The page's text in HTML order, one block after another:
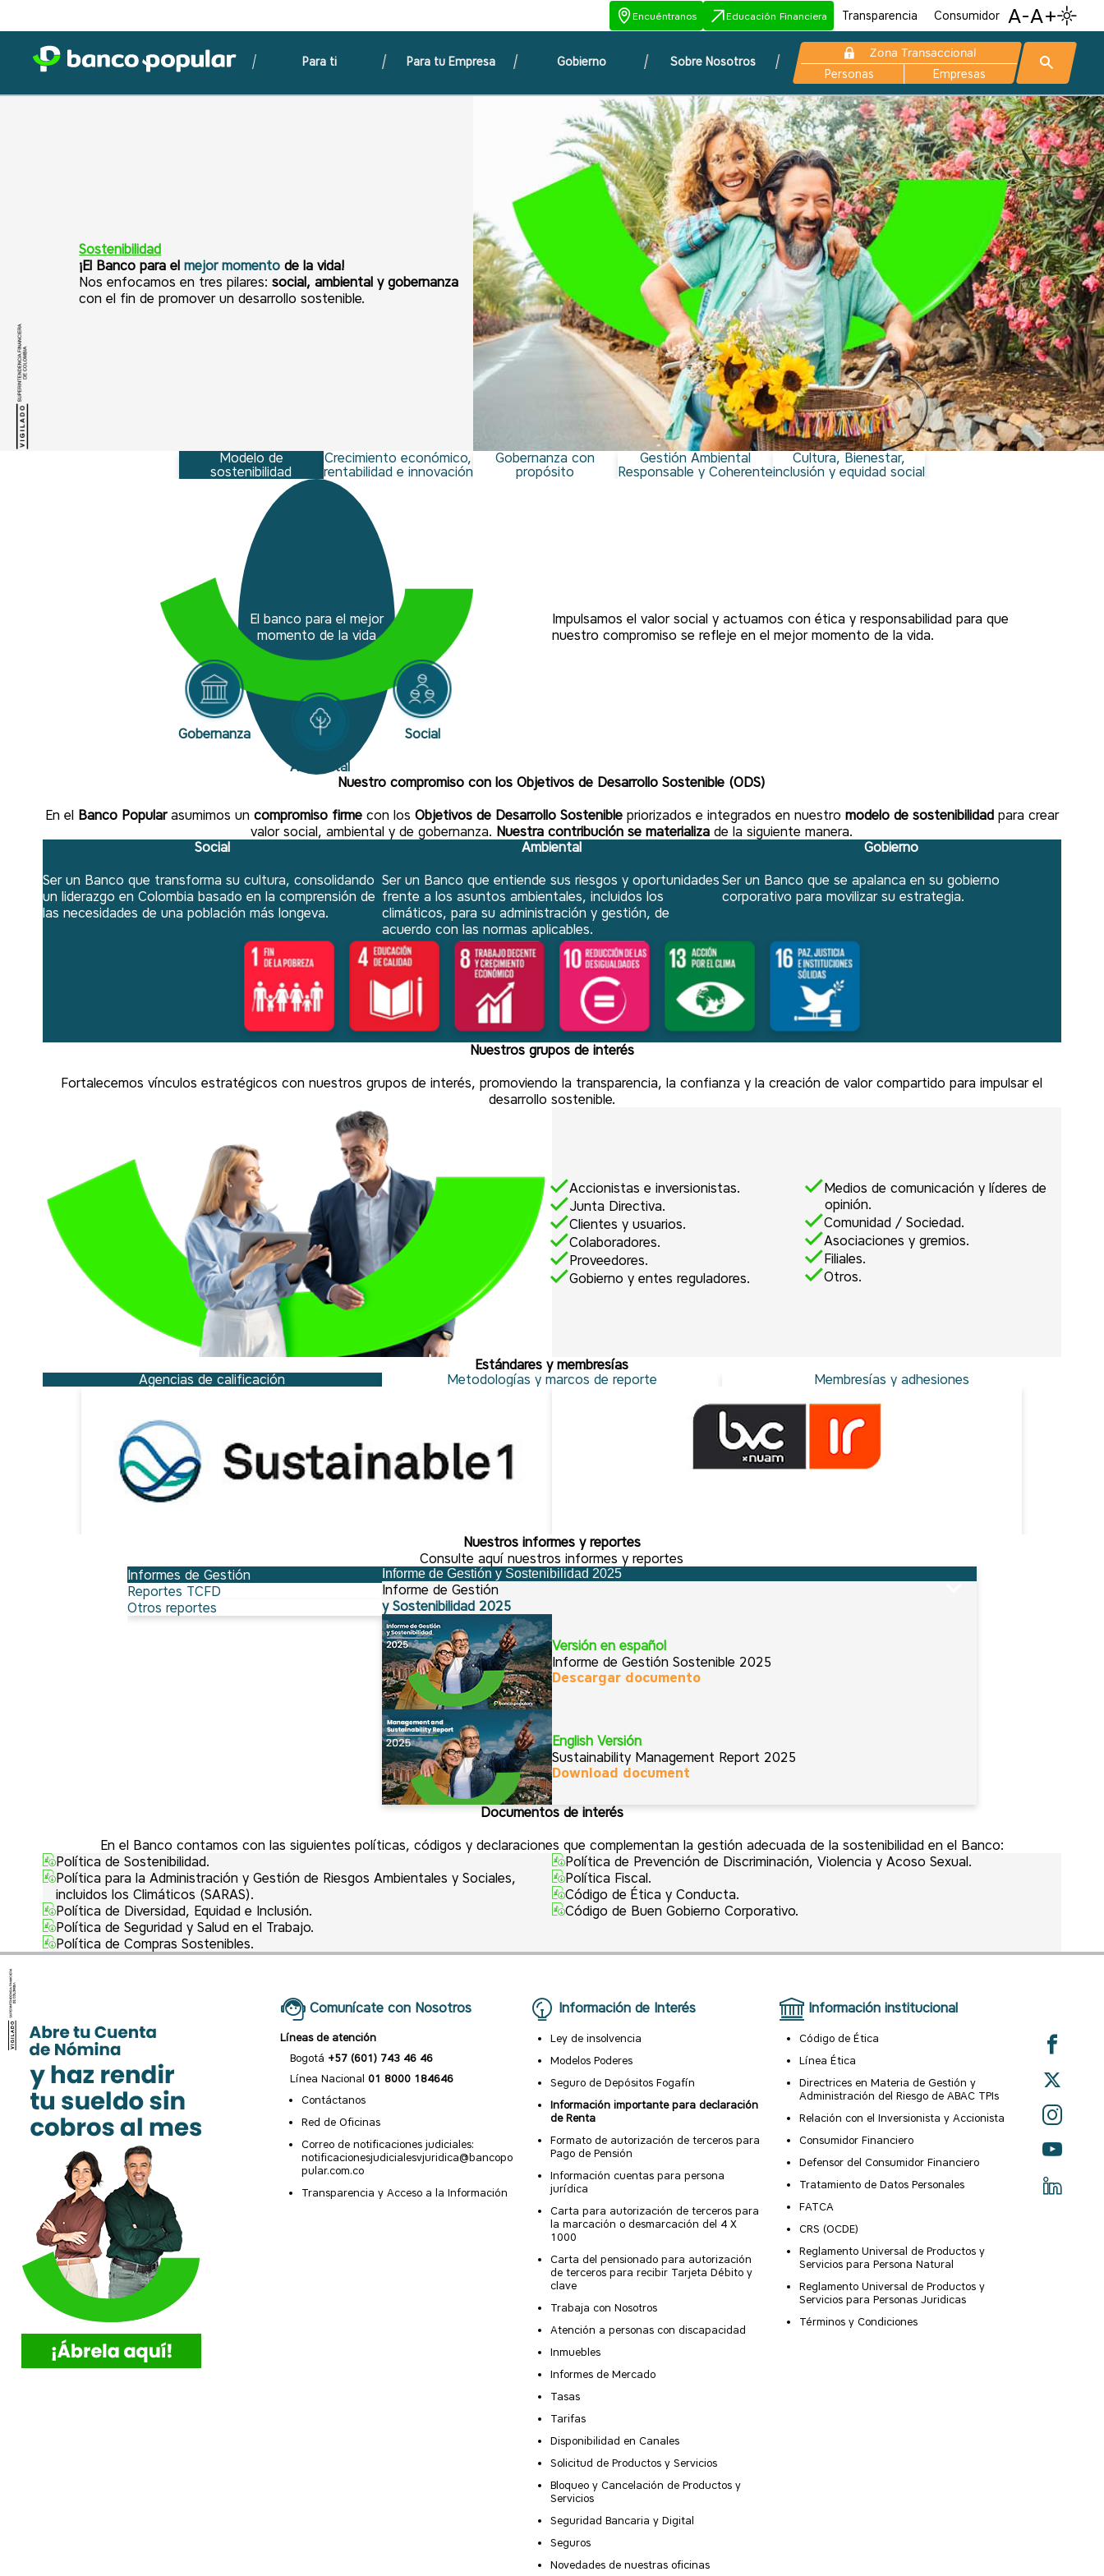
Encuéntranos Educación Financiera Transparencia Consumidor A-A+
Para ti Para tu Empresa Gobierno Sobre Nosotros
Zona Transaccional
Personas
Empresas
Sostenibilidad
¡El Banco para elmejor momentode la vida!
Nos enfocamos en tres pilares:social, ambiental y gobernanza
con el fin de promover un desarrollo sostenible.
Modelo de
sostenibilidad
Crecimiento económico,
rentabilidad e innovación
Gobernanza con
propósito
Gestión Ambiental
Responsable y Coherente
Cultura, Bienestar,
inclusión y equidad social
El banco para el mejor
momento de la vida
Gobernanza
Ambiental
Social
Impulsamos el valor social y actuamos con ética y responsabilidad para que
nuestro compromiso se refleje en el mejor momento de la vida.
Nuestro compromiso con los Objetivos de Desarrollo Sostenible (ODS)
En el Banco Popular asumimos un compromiso firme con los Objetivos de Desarrollo Sostenible priorizados e integrados en nuestro modelo de sostenibilidad para crear
valor social, ambiental y de gobernanza. Nuestra contribución se materializade la siguiente manera.
Social
Ser un Banco que transforma su cultura, consolidando
un liderazgo en Colombia basado en la comprensión de
las necesidades de una población más longeva.
Ambiental
Ser un Banco que entiende sus riesgos y oportunidades
frente a los asuntos ambientales, incluidos los
climáticos, para su administración y gestión, de
acuerdo con las normas aplicables.
Gobierno
Ser un Banco que se apalanca en su gobierno
corporativo para movilizar su estrategia.
Nuestros grupos de interés
Fortalecemos vínculos estratégicos con nuestros grupos de interés, promoviendo la transparencia, la confianza y la creación de valor compartido para impulsar el
desarrollo sostenible.
Accionistas e inversionistas.
Junta Directiva.
Clientes y usuarios.
Colaboradores.
Proveedores.
Gobierno y entes reguladores.
Medios de comunicación y líderes de
opinión.
Comunidad / Sociedad.
Asociaciones y gremios.
Filiales.
Otros.
Estándares y membresías
Agencias de calificación
Metodologías y marcos de reporte Membresías y adhesiones
Nuestros informes y reportes
Consulte aquí nuestros informes y reportes
Informes de Gestión
Reportes TCFD
Otros reportes
Informe de Gestión
y Sostenibilidad 2025
Versión en español
Informe de Gestión Sostenible 2025
Descargar documento
English Versión
Sustainability Management Report 2025
Download document
Documentos de interés
En el Banco contamos con las siguientes políticas, códigos y declaraciones que complementan la gestión adecuada de la sostenibilidad en el Banco:
Política de Sostenibilidad.
Política para la Administración y Gestión de Riesgos Ambientales y Sociales,
incluidos los Climáticos (SARAS).
Política de Diversidad, Equidad e Inclusión.
Política de Seguridad y Salud en el Trabajo.
Política de Compras Sostenibles.
Política de Prevención de Discriminación, Violencia y Acoso Sexual.
Política Fiscal.
Código de Ética y Conducta.
Código de Buen Gobierno Corporativo.
Comunícate con Nosotros
Líneas de atención
Bogotá +57 (601) 743 46 46
Línea Nacional 01 8000 184646
Contáctanos
Red de Oficinas
Correo de notificaciones judiciales:
notificacionesjudicialesvjuridica@bancopo
pular.com.co
Transparencia y Acceso a la Información
Información de Interés
Ley de insolvencia
Modelos Poderes
Seguro de Depósitos Fogafín
Información importante para declaración
de Renta
Formato de autorización de terceros para
Pago de Pensión
Información cuentas para persona
jurídica
Carta para autorización de terceros para
la marcación o desmarcación del 4 X
1000
Carta del pensionado para autorización
de terceros para recibir Tarjeta Débito y
clave
Trabaja con Nosotros
Atención a personas con discapacidad
Inmuebles
Informes de Mercado
Tasas
Tarifas
Disponibilidad en Canales
Solicitud de Productos y Servicios
Bloqueo y Cancelación de Productos y
Servicios
Seguridad Bancaria y Digital
Seguros
Novedades de nuestras oficinas
Información institucional
Código de Ética
Línea Ética
Directrices en Materia de Gestión y
Administración del Riesgo de ABAC TPIs
Relación con el Inversionista y Accionista
Consumidor Financiero
Defensor del Consumidor Financiero
Tratamiento de Datos Personales
FATCA
CRS (OCDE)
Reglamento Universal de Productos y
Servicios para Persona Natural
Reglamento Universal de Productos y
Servicios para Personas Juridicas
Términos y Condiciones